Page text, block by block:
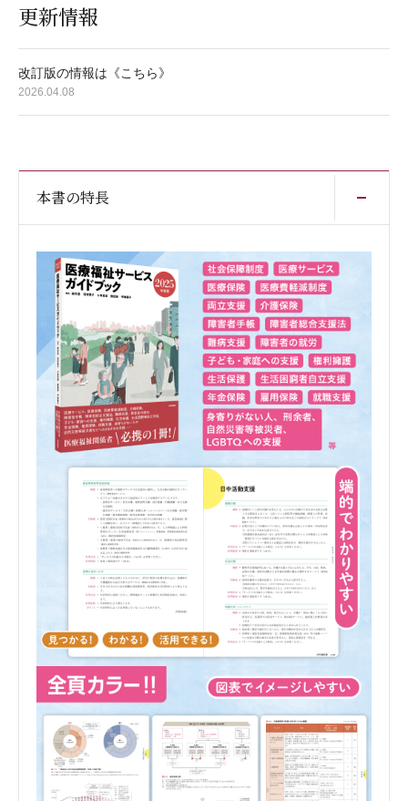
更新情報
改訂版の情報は《こちら》
2026.04.08
本書の特長